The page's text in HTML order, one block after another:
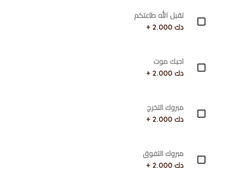
تقبل الله طاعتكم
دك 2.000 +
احبك موت
دك 2.000 +
مبروك التخرج
دك 2.000 +
مبروك التفوق
دك 2.000 +